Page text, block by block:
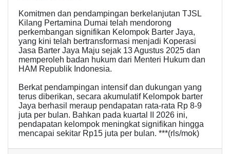
Komitmen dan pendampingan berkelanjutan TJSL
Kilang Pertamina Dumai telah mendorong
perkembangan signifikan Kelompok Barter Jaya,
yang kini telah bertransformasi menjadi Koperasi
Jasa Barter Jaya Maju sejak 13 Agustus 2025 dan
memperoleh badan hukum dari Menteri Hukum dan
HAM Republik Indonesia.
Berkat pendampingan intensif dan dukungan yang
terus diberikan, secara akumulatif Kelompok barter
Jaya berhasil meraup pendapatan rata-rata Rp 8-9
juta per bulan. Bahkan pada kuartal II 2026 ini,
pendapatan kelompok meningkat signifikan hingga
mencapai sekitar Rp15 juta per bulan. ***(rls/mok)